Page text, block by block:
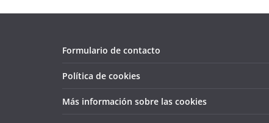
Formulario de contacto
Política de cookies
Más información sobre las cookies